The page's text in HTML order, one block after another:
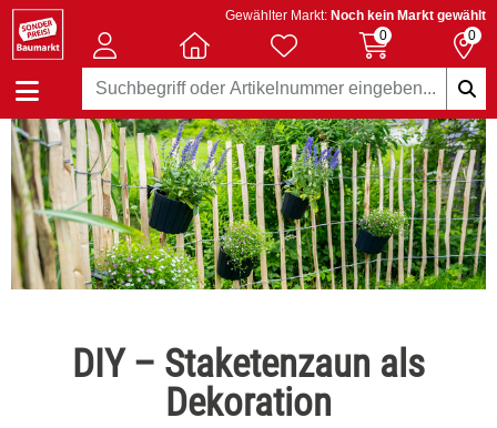
Gewählter Markt: Noch kein Markt gewählt
0
0
DIY – Staketenzaun als
Dekoration